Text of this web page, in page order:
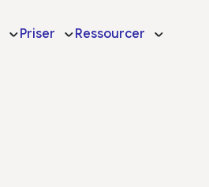
Priser Ressourcer